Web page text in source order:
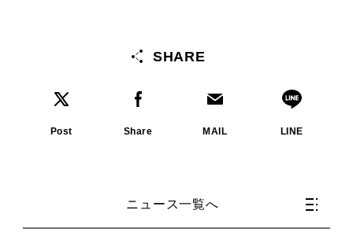
SHARE
Post Share MAIL LINE
ニュース一覧へ